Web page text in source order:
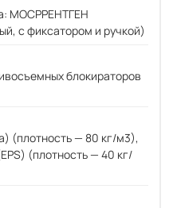
МОСРРЕНТГЕН
с фиксатором и ручкой)
блокираторов
(плотность — 80 кг/м3),
(плотность — 40 кг/